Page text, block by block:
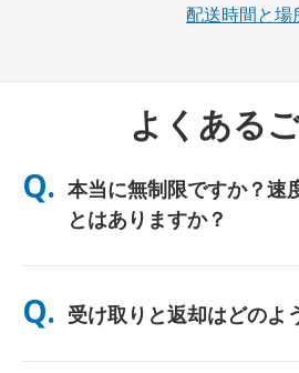
配送時間と場
よくある
Q. 本当に無制限ですか？速
とはありますか？
はい。正真正銘の無制限です。当社で
ータをご利用いただけます。（ただし
クと同様、通信事業者の回線が一時的
響が出る可能性があります）。万が一
Q. 受け取りと返却はどのよ
主要空港での受け取り、またはホテル/